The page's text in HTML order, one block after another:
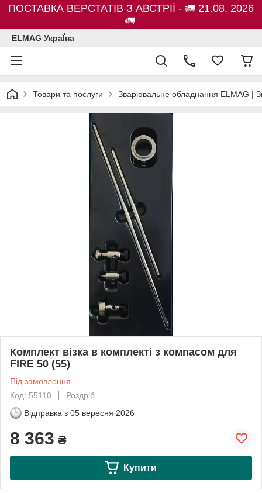
ПОСТАВКА ВЕРСТАТІВ З АВСТРІЇ - 🚛 21.08. 2026
🚛
ELMAG УкраЇна
Товари та послуги Зварювальне обладнання ELMAG |
Комплект візка в комплекті з компасом для
FIRE 50 (55)
Під замовлення
Код: 55110
Роздріб
Відправка з 05 вересня 2026
8 363 ₴
Купити